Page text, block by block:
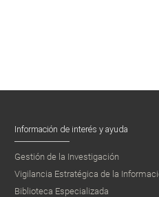
Información de interés y ayuda
Gestión de la Investigación
Vigilancia Estratégica de la
Biblioteca Especializada